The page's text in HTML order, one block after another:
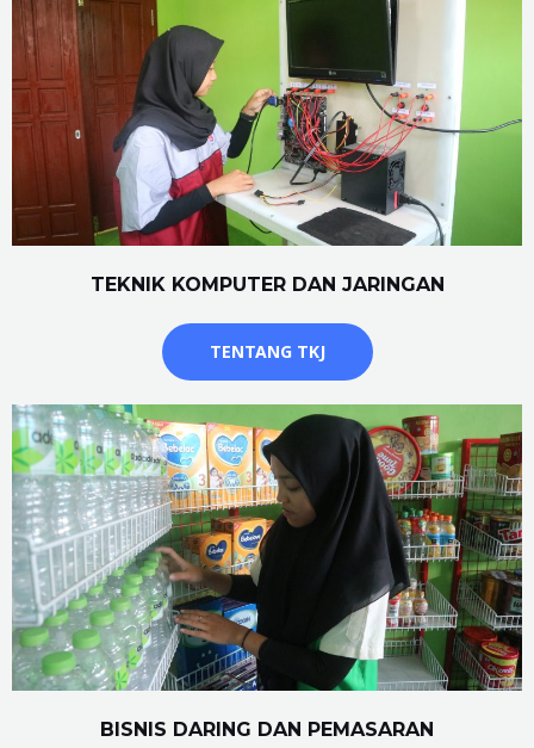
TEKNIK KOMPUTER DAN JARINGAN
TENTANG TKJ
BISNIS DARING DAN PEMASARAN